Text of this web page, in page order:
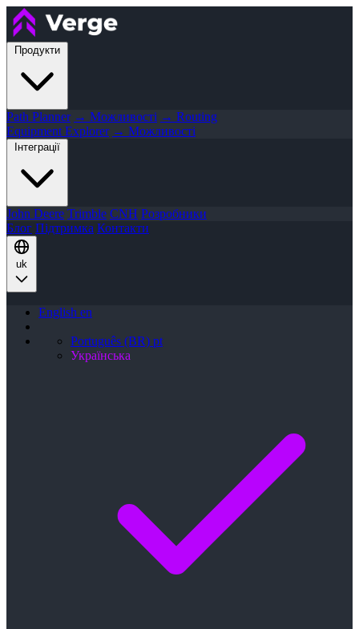
Продукти
Path Planner → Можливості → Routing
Equipment Explorer → Можливості
Інтеграції
John Deere Trimble CNH Розробники
Блог Підтримка Контакти
uk
English en
Português (BR) pt
Українська